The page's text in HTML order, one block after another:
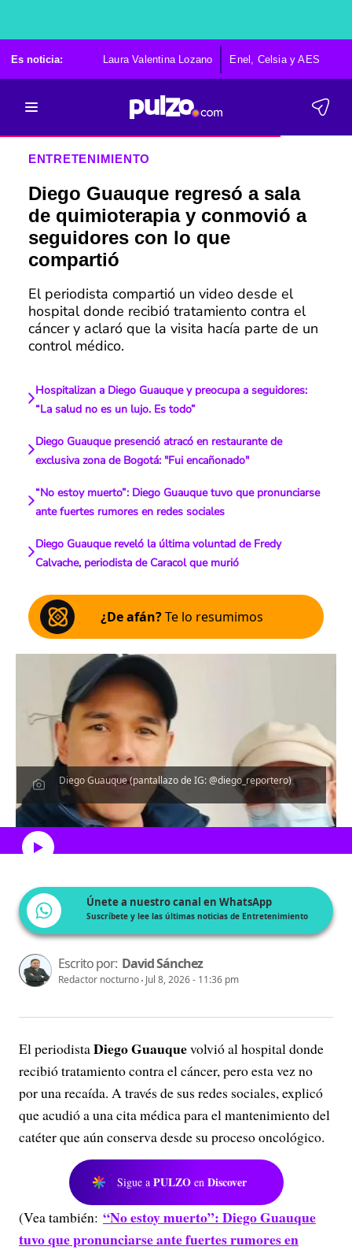
Es noticia: Laura Valentina Lozano Enel, Celsia y AES
ENTRETENIMIENTO
Diego Guauque regresó a sala
de quimioterapia y conmovió a
seguidores con lo que
compartió
El periodista compartió un video desde el
hospital donde recibió tratamiento contra el
cáncer y aclaró que la visita hacía parte de un
control médico.
Hospitalizan a Diego Guauque y preocupa a seguidores:
“La salud no es un lujo. Es todo”
Diego Guauque presenció atracó en restaurante de
exclusiva zona de Bogotá: "Fui encañonado"
“No estoy muerto”: Diego Guauque tuvo que pronunciarse
ante fuertes rumores en redes sociales
Diego Guauque reveló la última voluntad de Fredy
Calvache, periodista de Caracol que murió
¿De afán?Te lo resumimos
Diego Guauque (pantallazo de IG: @diego_reportero)
Escucha el artículo
Únete a nuestro canal en WhatsApp
Suscríbete y lee las últimas noticias de Entretenimiento
Escrito por: David Sánchez
Redactor nocturno Jul 8, 2026 - 11:36 pm
El periodistaDiego Guauquevolvió al hospital donde
recibió tratamiento contra el cáncer, pero esta vez no
por una recaída. A través de sus redes sociales, explicó
que acudió a una cita médica para el mantenimiento del
catéter que aún conserva desde su proceso oncológico.
Sigue a PULZO en Discover
(Vea también: “No estoy muerto”: Diego Guauque
tuvo que pronunciarse ante fuertes rumores en